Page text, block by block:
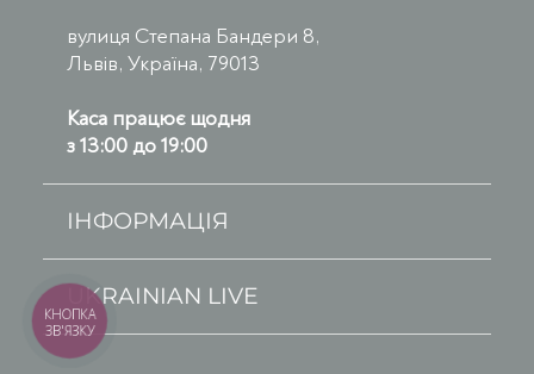
вулиця Степана Бандери 8,
Львів, Україна, 79013
Каса працює щодня
з 13:00 до 19:00
ІНФОРМАЦІЯ
UKRAINIAN LIVE
КНОПКА
ЗВ'ЯЗКУ